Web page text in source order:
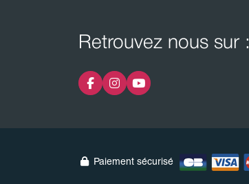
Retrouvez nous sur :
Paiement sécurisé